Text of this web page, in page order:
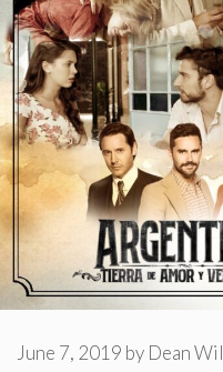
June 7, 2019 by Dean